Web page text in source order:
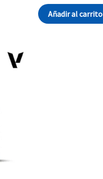
Añadir al carrito